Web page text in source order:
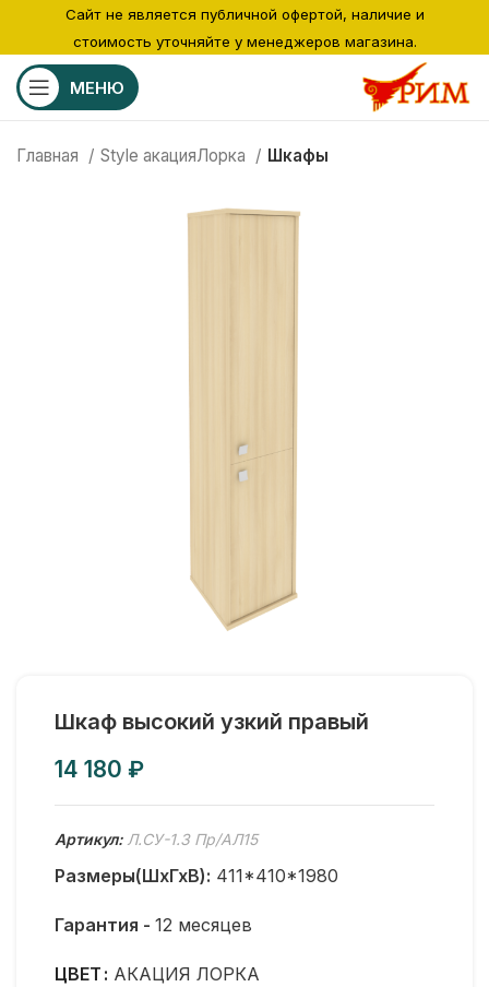
МЕНЮ
Главная Style акацияЛорка Шкафы
Шкаф высокий узкий правый
₽
Артикул: Л.СУ-1.3 Пр/АЛ15
Размеры(ШхГхВ): 411*410*1980
Гарантия - 12 месяцев
ЦВЕТ АКАЦИЯ ЛОРКА
Сайт не является публичной офертой, наличие и
стоимость уточняйте у менеджеров магазина.